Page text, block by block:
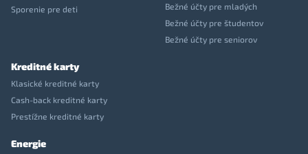
Sporenie pre deti
Bežné účty pre mladých
Bežné účty pre študentov
Bežné účty pre seniorov
Kreditné karty
Klasické kreditné karty
Cash-back kreditné karty
Prestížne kreditné karty
Energie